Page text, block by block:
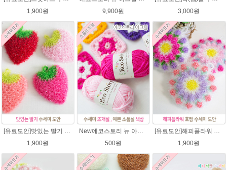
1,900원
9,900원
3,000원
[유료도안]맛있는 딸기 수세미뜨기 도안(수세미실은 옵션에서 추가구매 가능)/수세미뜨기/수세미실/반짝이수세미/반짝이실/웰빙수세미 퐁퐁수세미 코바늘수세미
1,900원
New에코스토리 뉴 아크릴 / 수세미실 인형제작 뜨개실 친환경소품 뜨개질실 아크릴수세미실
500원
[유료도안]해피플라워 호빵수세미뜨기 도안(수세미실은 옵션에서 추가구매 가능)/수세미뜨기/수세미실/반짝이수세미/반짝이실/별수세미 호빵수세미 웰빙수세미 퐁퐁수세미 코바늘수세미
1,900원